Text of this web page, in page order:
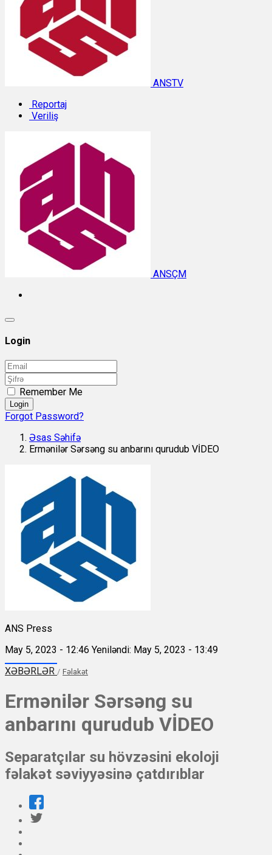
ANSTV
Reportaj
Veriliş
ANSÇM
Login
Remember Me
Login
Forgot Password?
Əsas Səhifə
Ermənilər Sərsəng su anbarını qurudub VİDEO
ANS Press
May 5, 2023 - 12:46 Yeniləndi: May 5, 2023 - 13:49
XƏBƏRLƏR / Fəlakət
Ermənilər Sərsəng su
anbarını qurudub VİDEO
Separatçılar su hövzəsini ekoloji
fəlakət səviyyəsinə çatdırıblar